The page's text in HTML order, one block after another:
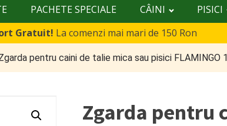
PACHETE SPECIALE CÂINI PISICI
Gratuit! La comenzi mai mari de 150 Ron
pentru caini de talie mica sau pisici FLAMINGO
Zgarda pentru